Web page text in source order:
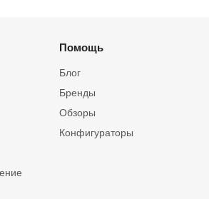
Помощь
Блог
Бренды
Обзоры
Конфигураторы